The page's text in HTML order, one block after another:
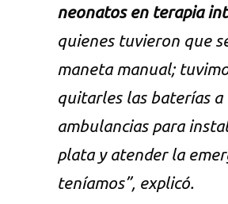
neonatos en terapia
quienes tuvieron que
maneta manual;
quitarles las baterías a
ambulancias para
plata y atender la
teníamos”, explicó.